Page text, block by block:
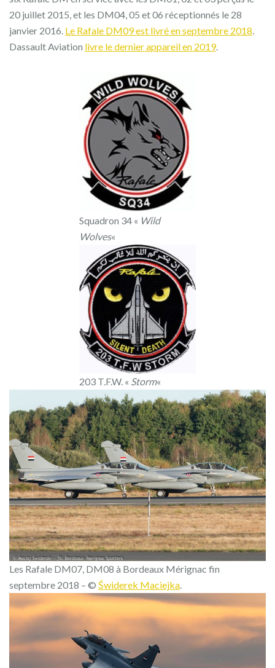
20 juillet 2015, et les DM04, 05 et 06 réceptionnés le 28
janvier 2016. Le Rafale DM09 est livré en septembre 2018
Dassault Aviation livre le dernier appareil en 2019.
Squadron 34 « Wild
Wolves«
203 T.F.W. « Storm«
Les Rafale DM07, DM08 à Bordeaux Mérignac fin
septembre 2018 – © Świderek Maciejka